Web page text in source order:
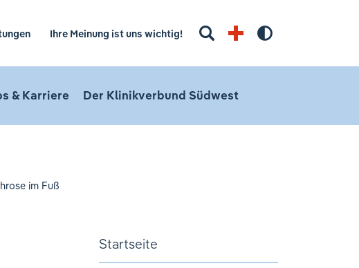
Ihre Meinung ist uns wichtig!
Suchbegriff eingeben
Hoher
& Karriere Der Klinikverbund Südwest
im Fuß
Startseite